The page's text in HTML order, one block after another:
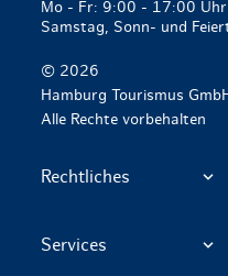
Mo - Fr: 9:00 - 17:00 Uhr
Samstag, Sonn- und
© 2026
Hamburg Tourismus
Alle Rechte vorbehalten
Rechtliches
Services